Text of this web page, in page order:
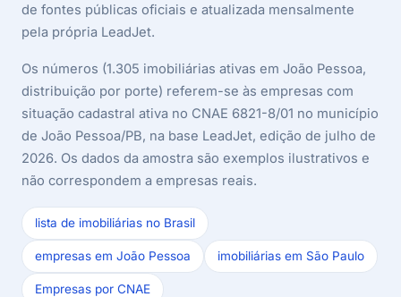
de fontes públicas oficiais e atualizada mensalmente
pela própria LeadJet.
Os números (1.305 imobiliárias ativas em João Pessoa,
distribuição por porte) referem-se às empresas com
situação cadastral ativa no CNAE 6821-8/01 no município
de João Pessoa/PB, na base LeadJet, edição de julho de
2026. Os dados da amostra são exemplos ilustrativos e
não correspondem a empresas reais.
lista de imobiliárias no Brasil
empresas em João Pessoa imobiliárias em São Paulo
Empresas por CNAE